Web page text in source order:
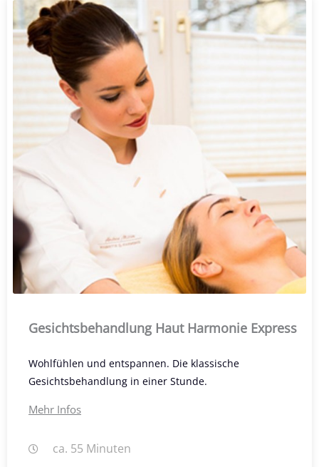
Gesichtsbehandlung Haut Harmonie Express
Wohlfühlen und entspannen. Die klassische
Gesichtsbehandlung in einer Stunde.
Mehr Infos
ca. 55 Minuten